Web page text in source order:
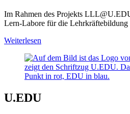
Im Rahmen des Projekts
Lern-Labore für die Lehrkräftebildung
Weiterlesen
U.EDU